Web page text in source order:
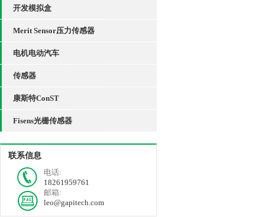
开发模拟盒
Merit Sensor压力传感器
电机电动汽车
传感器
康斯特ConST
Fisens光栅传感器
联系信息
电话:
18261959761
邮箱:
leo@gapitech.com